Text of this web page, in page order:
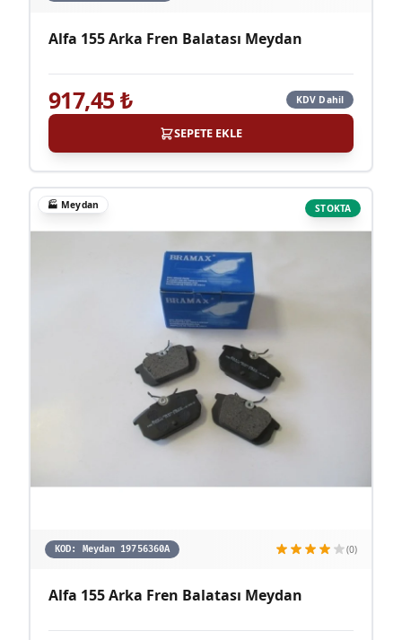
Alfa 155 Arka Fren Balatası Meydan
917,45₺ KDV Dahil
SEPETE EKLE
STOKTA
🏭 Meydan
KOD: Meydan 19756360A (0)
Alfa 155 Arka Fren Balatası Meydan